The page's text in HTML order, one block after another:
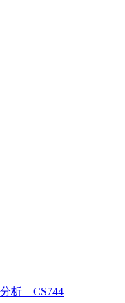
分析 CS744